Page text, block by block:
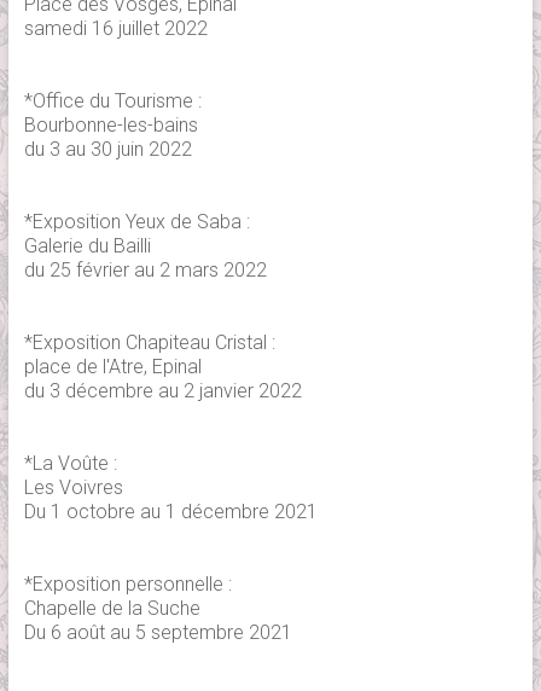
samedi 16 juillet 2022
*Office du Tourisme :
Bourbonne-les-bains
du 3 au 30 juin 2022
*Exposition Yeux de Saba :
Galerie du Bailli
du 25 février au 2 mars 2022
*Exposition Chapiteau Cristal :
place de l'Atre, Epinal
du 3 décembre au 2 janvier 2022
*La Voûte :
Les Voivres
Du 1 octobre au 1 décembre 2021
*Exposition personnelle :
Chapelle de la Suche
Du 6 août au 5 septembre 2021